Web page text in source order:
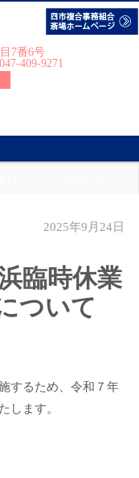
7番6号
409-9271
2025年9月24日
臨時休業
ついて
するため、令和７年
します。